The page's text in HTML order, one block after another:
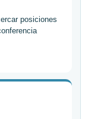
posiciones